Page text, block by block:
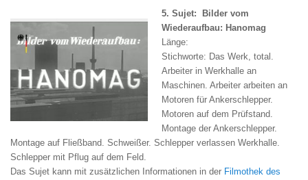
5. Sujet: Bilder vom
Wiederaufbau: Hanomag
Länge:
Stichworte: Das Werk, total.
Arbeiter in Werkhalle an
Maschinen. Arbeiter arbeiten an
Motoren für Ankerschlepper.
Motoren auf dem Prüfstand.
Montage der Ankerschlepper.
Montage auf Fließband. Schweißer. Schlepper verlassen Werkhalle.
Schlepper mit Pflug auf dem Feld.
Das Sujet kann mit zusätzlichen Informationen in der Filmothek des